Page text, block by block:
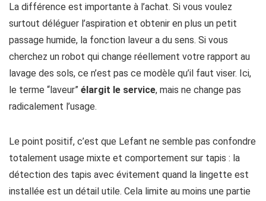
La différence est importante à l’achat. Si vous voulez
surtout déléguer l’aspiration et obtenir en plus un petit
passage humide, la fonction laveur a du sens. Si vous
cherchez un robot qui change réellement votre rapport au
lavage des sols, ce n’est pas ce modèle qu’il faut viser. Ici,
le terme “laveur” élargit le service, mais ne change pas
radicalement l’usage.
Le point positif, c’est que Lefant ne semble pas confondre
totalement usage mixte et comportement sur tapis : la
détection des tapis avec évitement quand la lingette est
installée est un détail utile. Cela limite au moins une partie